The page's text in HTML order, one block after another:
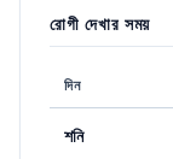
রোগী দেখার সময়
দিন
শনি